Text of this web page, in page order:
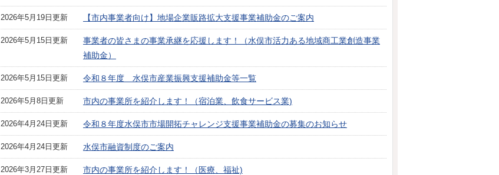
2026年5月19日更新 【市内事業者向け】地場企業販路拡大支援事業補助金のご案内
2026年5月15日更新
事業者の皆さまの事業承継を応援します！（水俣市活力ある地域商工業創造事業
補助金）
2026年5月15日更新 令和８年度 水俣市産業振興支援補助金等一覧
2026年5月8日更新 市内の事業所を紹介します！（宿泊業、飲食サービス業)
2026年4月24日更新 令和８年度水俣市市場開拓チャレンジ支援事業補助金の募集のお知らせ
2026年4月24日更新 水俣市融資制度のご案内
2026年3月27日更新 市内の事業所を紹介します！（医療、福祉)